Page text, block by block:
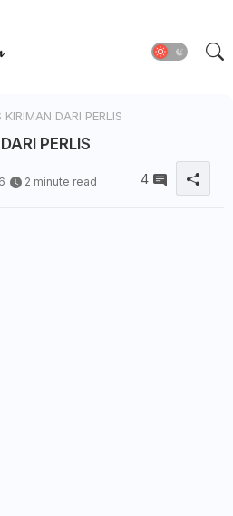
KIRIMAN DARI PERLIS
PERLIS
2 minute read 4